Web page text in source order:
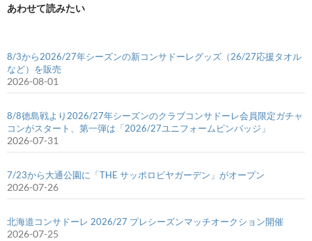
あわせて読みたい
8/3から2026/27年シーズンの新コンサドーレグッズ（26/27応援タオル
など）を販売
2026-08-01
8/8徳島戦より2026/27年シーズンのクラブコンサドーレ会員限定ガチャ
コンがスタート、第一弾は「2026/27ユニフォームピンバッジ」
2026-07-31
7/23から大通公園に「THE サッポロビヤガーデン」がオープン
2026-07-26
北海道コンサドーレ 2026/27 プレシーズンマッチオークション開催
2026-07-25